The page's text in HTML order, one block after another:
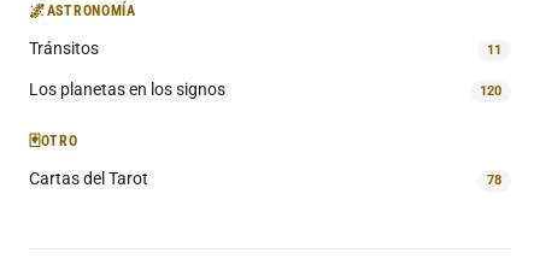
🌌ASTRONOMÍA
Tránsitos 11
Los planetas en los signos 120
🃏OTRO
Cartas del Tarot 78